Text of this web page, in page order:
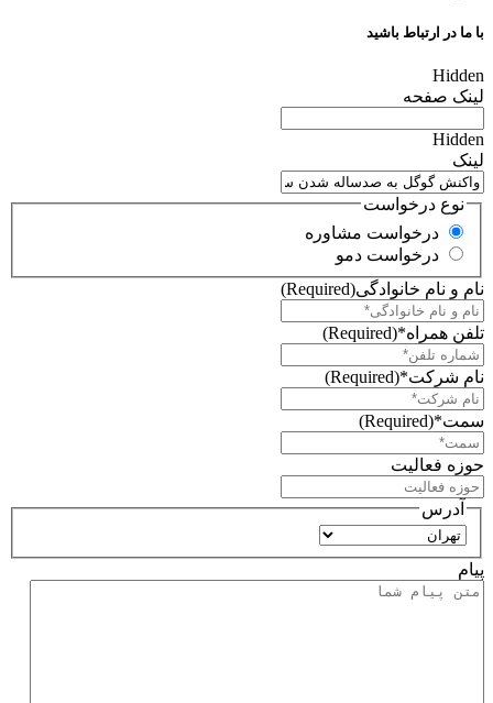
با ما در ارتباط باشید
Hidden
لینک صفحه
Hidden
لینک
نوع درخواست
درخواست مشاوره
درخواست دمو
نام و نام خانوادگی(Required)
تلفن همراه*(Required)
نام شرکت*(Required)
سمت*(Required)
حوزه فعالیت
آدرس
استان
پیام